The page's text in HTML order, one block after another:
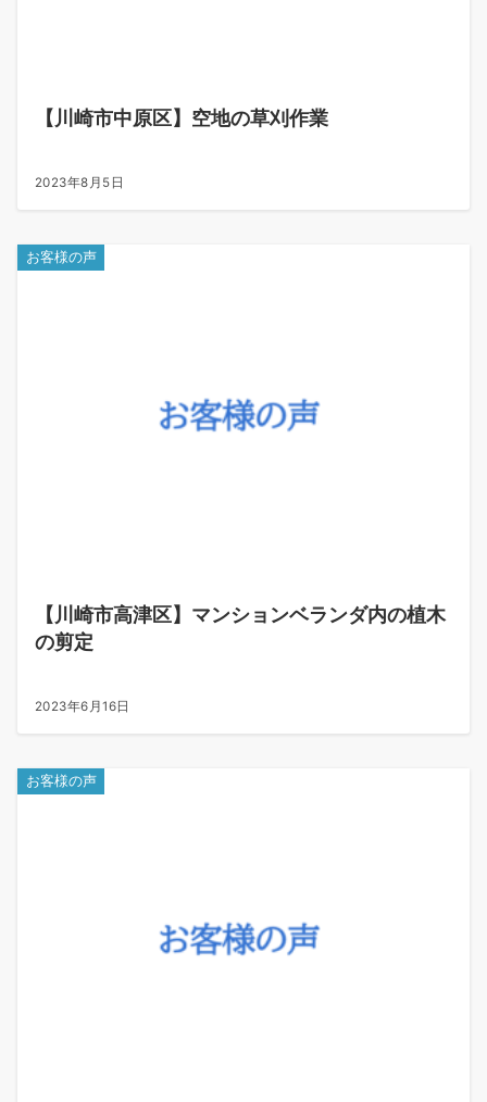
【川崎市中原区】空地の草刈作業
2023年8月5日
お客様の声
【川崎市高津区】マンションベランダ内の植木
の剪定
2023年6月16日
お客様の声